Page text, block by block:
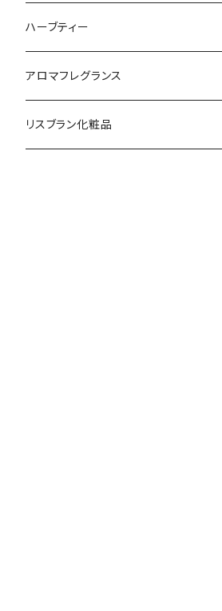
ハーブティー
ブレンドハーブティー
ハーブ講座教材キット
アロマフレグランス
amurôme（アミュローム）
リスブラン化粧品